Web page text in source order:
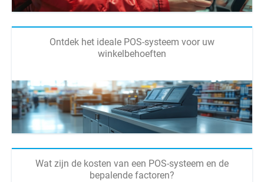
Ontdek het ideale POS-systeem voor uw
winkelbehoeften
Wat zijn de kosten van een POS-systeem en de
bepalende factoren?